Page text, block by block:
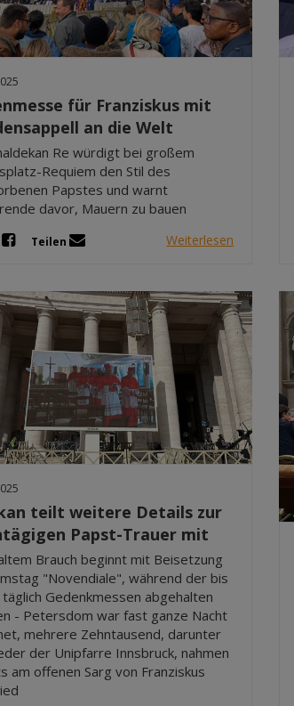
für Franziskus mit
an die Welt
Re würdigt bei großem
Requiem den Stil des
Papstes und warnt
davor, Mauern zu bauen
Teilen Weiterlesen
teilt weitere Details zur
Papst-Trauer mit
Brauch beginnt mit Beisetzung
"Novendiale", während der bis
täglich Gedenkmessen abgehalten
- Petersdom war fast ganze Nacht
mehrere Zehntausend, darunter
der Unipfarre Innsbruck, nahmen
am offenen Sarg von Franziskus